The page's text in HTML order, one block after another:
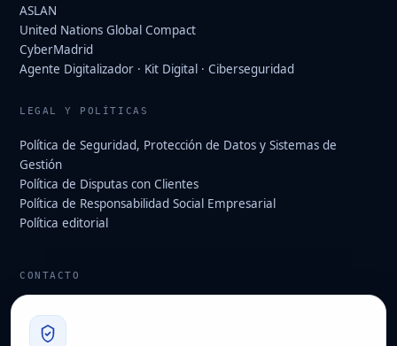
ASLAN
United Nations Global Compact
CyberMadrid
Agente Digitalizador · Kit Digital · Ciberseguridad
LEGAL Y POLÍTICAS
Política de Seguridad, Protección de Datos y Sistemas de
Gestión
Política de Disputas con Clientes
Política de Responsabilidad Social Empresarial
Política editorial
CONTACTO
910 139 827